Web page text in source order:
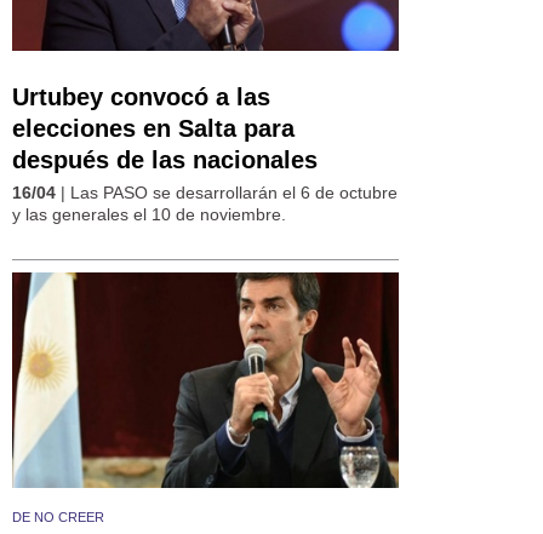
Urtubey convocó a las
elecciones en Salta para
después de las nacionales
16/04 | Las PASO se desarrollarán el 6 de octubre
y las generales el 10 de noviembre.
DE NO CREER